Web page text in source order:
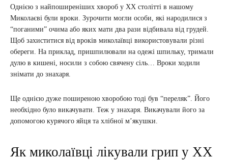
Однією з найпоширеніших хвороб у ХХ столітті в нашому
Миколаєві були вроки. Зурочити могли особи, які народилися з
“поганими” очима або яких мати два рази відбивала від грудей.
Щоб захиститися від вроків миколаївці використовували різні
обереги. На приклад, пришпилювали на одежі шпильку, тримали
дулю в кишені, носили з собою свячену сіль… Вроки ходили
знімати до знахаря.
Ще однією дуже поширеною хворобою тоді був “переляк”. Його
необхідно було викачувати. Теж у знахаря. Викачували його за
допомогою курячого яйця та хлібної м’якушки.
Як миколаївці лікували грип у ХХ